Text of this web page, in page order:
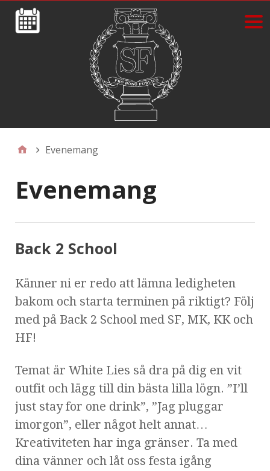
Evenemang
Evenemang
Back 2 School
Känner ni er redo att lämna ledigheten
bakom och starta terminen på riktigt? Följ
med på Back 2 School med SF, MK, KK och
HF!
Temat är White Lies så dra på dig en vit
outfit och lägg till din bästa lilla lögn. ”I’ll
just stay for one drink”, ”Jag pluggar
imorgon”, eller något helt annat…
Kreativiteten har inga gränser. Ta med
dina vänner och låt oss festa igång